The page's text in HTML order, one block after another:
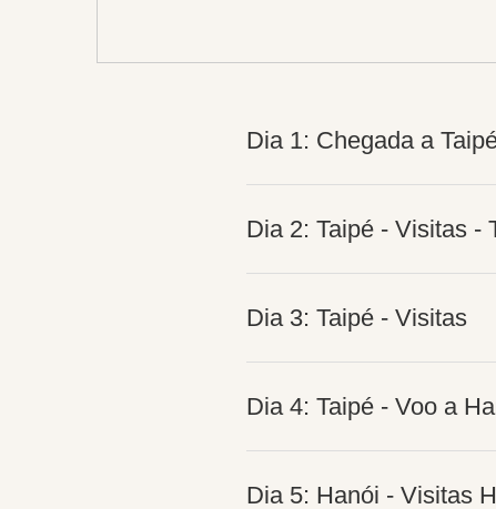
Dia 1: Chegada a
Dia 2: Taipé - Visitas -
Dia 3: Taipé - Visitas
Dia 4: Taipé - Voo a
Dia 5: Hanói - Visitas